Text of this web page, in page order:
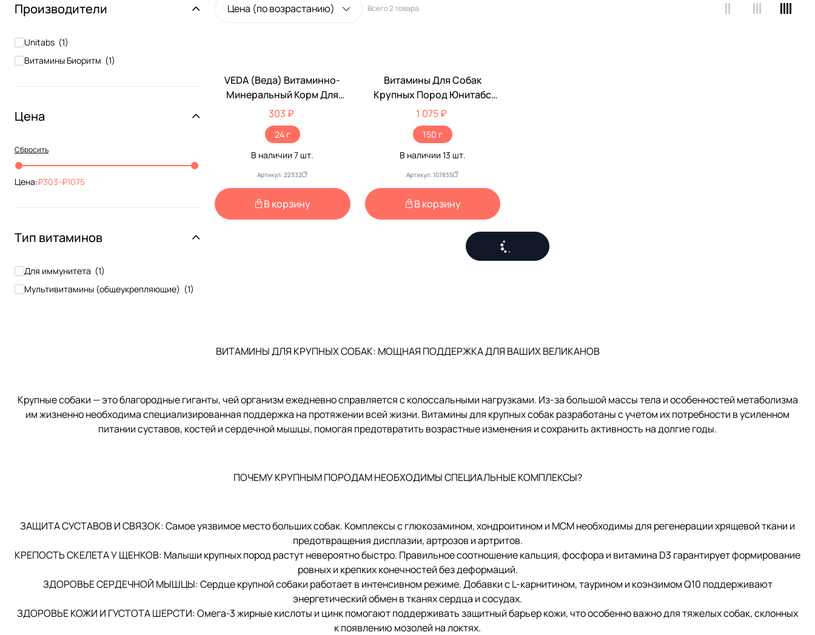
Производители
Unitabs (1)
Витамины Биоритм (1)
Цена
Сбросить
Цена: 303- 1075
Тип витаминов
Для иммунитета (1)
Мультивитамины (общеукрепляющие) (1)
Цена (по возрастанию) Всего2 товара
VEDA (Веда) Витаминно-
Минеральный Корм Для
Собак Крупных Пород
Биоритм 48таб
303 ₽
24 г
В наличии7 шт.
Артикул: 22332
В корзину
Витамины Для Собак
Крупных Пород Юнитабс
Unitabs ImmunoComplex
Q10 100таб U205
1 075 ₽
150 г
В наличии 13 шт.
Артикул: 107835
В корзину
ВИТАМИНЫ ДЛЯ КРУПНЫХ СОБАК: МОЩНАЯ ПОДДЕРЖКА ДЛЯ ВАШИХ ВЕЛИКАНОВ
Крупные собаки — это благородные гиганты, чей организм ежедневно справляется с колоссальными нагрузками. Из-за большой массы тела и особенностей метаболизма
им жизненно необходима специализированная поддержка на протяжении всей жизни. Витамины для крупных собак разработаны с учетом их потребности в усиленном
питании суставов, костей и сердечной мышцы, помогая предотвратить возрастные изменения и сохранить активность на долгие годы.
ПОЧЕМУ КРУПНЫМ ПОРОДАМ НЕОБХОДИМЫ СПЕЦИАЛЬНЫЕ КОМПЛЕКСЫ?
ЗАЩИТА СУСТАВОВ И СВЯЗОК: Самое уязвимое место больших собак. Комплексы с глюкозамином, хондроитином и МСМ необходимы для регенерации хрящевой ткани и
предотвращения дисплазии, артрозов и артритов.
КРЕПОСТЬ СКЕЛЕТА У ЩЕНКОВ: Малыши крупных пород растут невероятно быстро. Правильное соотношение кальция, фосфора и витамина D3 гарантирует формирование
ровных и крепких конечностей без деформаций.
ЗДОРОВЬЕ СЕРДЕЧНОЙ МЫШЦЫ: Сердце крупной собаки работает в интенсивном режиме. Добавки с L-карнитином, таурином и коэнзимом Q10 поддерживают
энергетический обмен в тканях сердца и сосудах.
ЗДОРОВЬЕ КОЖИ И ГУСТОТА ШЕРСТИ: Омега-3 жирные кислоты и цинк помогают поддерживать защитный барьер кожи, что особенно важно для тяжелых собак, склонных
к появлению мозолей на локтях.